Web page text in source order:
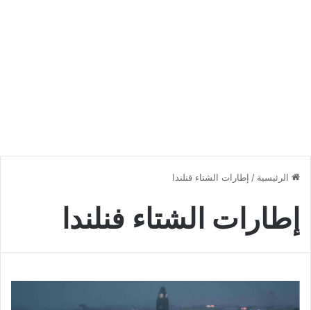
الرئيسية / إطارات الشتاء فنلندا
إطارات الشتاء فنلندا